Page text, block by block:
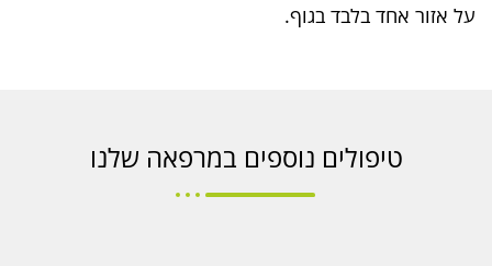
על אזור אחד בלבד בגוף.
טיפולים נוספים במרפאה שלנו
אישית.